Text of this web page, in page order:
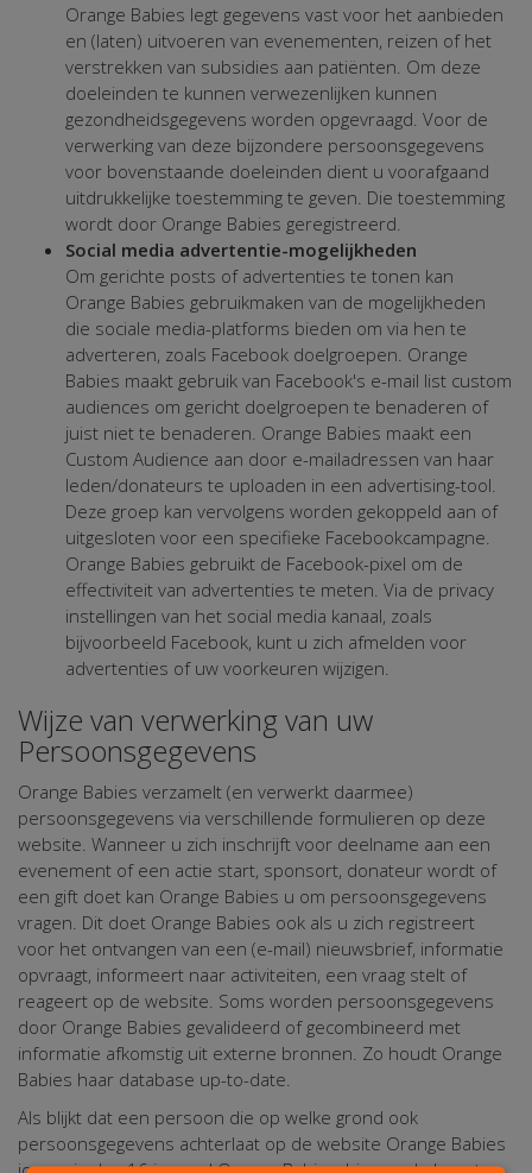
Orange Babies legt gegevens vast voor het aanbieden
en (laten) uitvoeren van evenementen, reizen of het
verstrekken van subsidies aan patiënten. Om deze
doeleinden te kunnen verwezenlijken kunnen
gezondheidsgegevens worden opgevraagd. Voor de
verwerking van deze bijzondere persoonsgegevens
voor bovenstaande doeleinden dient u voorafgaand
uitdrukkelijke toestemming te geven. Die toestemming
wordt door Orange Babies geregistreerd.
Social media advertentie-mogelijkheden
Om gerichte posts of advertenties te tonen kan
Orange Babies gebruikmaken van de mogelijkheden
die sociale media-platforms bieden om via hen te
adverteren, zoals Facebook doelgroepen. Orange
Babies maakt gebruik van Facebook's e-mail list custom
audiences om gericht doelgroepen te benaderen of
juist niet te benaderen. Orange Babies maakt een
Custom Audience aan door e-mailadressen van haar
leden/donateurs te uploaden in een advertising-tool.
Deze groep kan vervolgens worden gekoppeld aan of
uitgesloten voor een specifieke Facebookcampagne.
Orange Babies gebruikt de Facebook-pixel om de
effectiviteit van advertenties te meten. Via de privacy
instellingen van het social media kanaal, zoals
bijvoorbeeld Facebook, kunt u zich afmelden voor
advertenties of uw voorkeuren wijzigen.
Wijze van verwerking van uw
Persoonsgegevens
Orange Babies verzamelt (en verwerkt daarmee)
persoonsgegevens via verschillende formulieren op deze
website. Wanneer u zich inschrijft voor deelname aan een
evenement of een actie start, sponsort, donateur wordt of
een gift doet kan Orange Babies u om persoonsgegevens
vragen. Dit doet Orange Babies ook als u zich registreert
voor het ontvangen van een (e-mail) nieuwsbrief, informatie
opvraagt, informeert naar activiteiten, een vraag stelt of
reageert op de website. Soms worden persoonsgegevens
door Orange Babies gevalideerd of gecombineerd met
informatie afkomstig uit externe bronnen. Zo houdt Orange
Babies haar database up-to-date.
Als blijkt dat een persoon die op welke grond ook
persoonsgegevens achterlaat op de website Orange Babies